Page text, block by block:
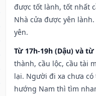
được tốt lành, tốt nhất
Nhà cửa được yên
yên.
Từ 17h-19h (Dậu) và
thành, cầu lộc, cầu tài
lại. Người đi xa chưa
hướng Nam thì tìm